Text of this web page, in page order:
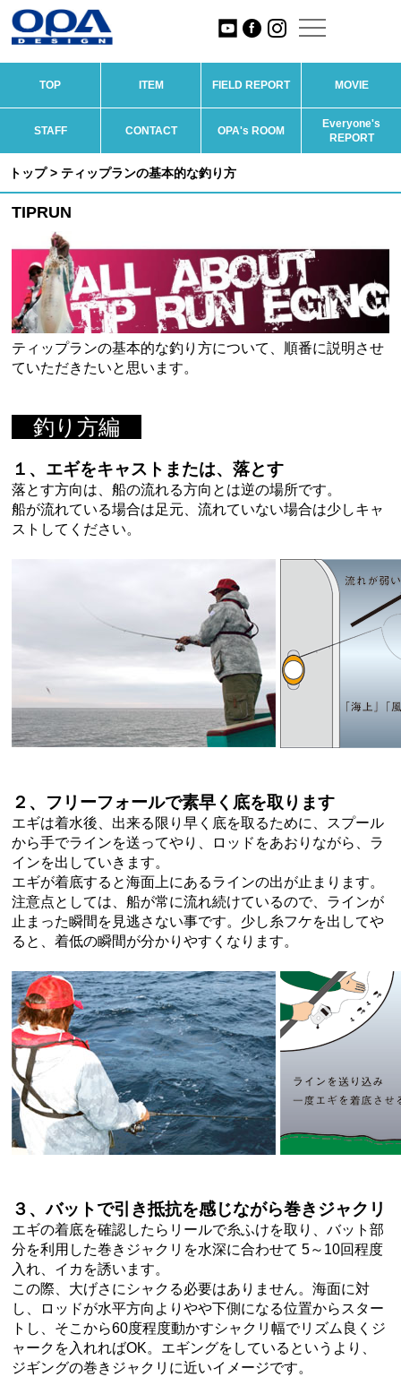
TOP ITEM FIELD REPORT MOVIE
STAFF CONTACT OPA's ROOM
Everyone's
REPORT
トップ> ティップランの基本的な釣り方
TIPRUN
ティップランの基本的な釣り方について、順番に説明させ
ていただきたいと思います。
釣り方編
１、エギをキャストまたは、落とす
落とす方向は、船の流れる方向とは逆の場所です。
船が流れている場合は足元、流れていない場合は少しキャ
ストしてください。
２、フリーフォールで素早く底を取ります
エギは着水後、出来る限り早く底を取るために、スプール
から手でラインを送ってやり、ロッドをあおりながら、ラ
インを出していきます。
エギが着底すると海面上にあるラインの出が止まります。
注意点としては、船が常に流れ続けているので、ラインが
止まった瞬間を見逃さない事です。少し糸フケを出してや
ると、着低の瞬間が分かりやすくなります。
３、バットで引き抵抗を感じながら巻きジャクリ
エギの着底を確認したらリールで糸ふけを取り、バット部
分を利用した巻きジャクリを水深に合わせて 5～10回程度
入れ、イカを誘います。
この際、大げさにシャクる必要はありません。海面に対
し、ロッドが水平方向よりやや下側になる位置からスター
トし、そこから60度程度動かすシャクリ幅でリズム良くジ
ャークを入れればOK。エギングをしているというより、
ジギングの巻きジャクリに近いイメージです。